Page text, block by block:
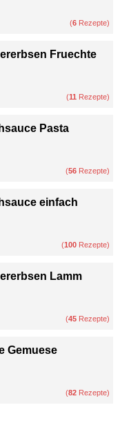
(6 Rezepte)
Fruechte
(11 Rezepte)
Pasta
(56 Rezepte)
einfach
(100 Rezepte)
Lamm
(45 Rezepte)
Gemuese
(82 Rezepte)